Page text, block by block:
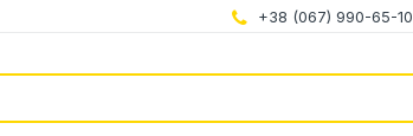
+38 (067) 990-65-10